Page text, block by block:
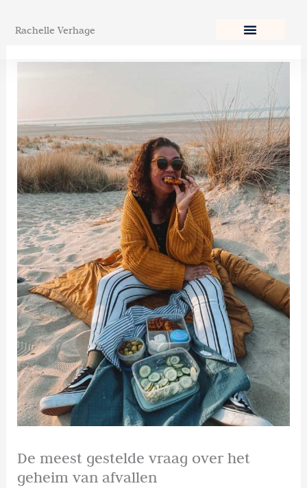
naar
inhoud
Rachelle Verhage
De meest gestelde vraag over het
geheim van afvallen